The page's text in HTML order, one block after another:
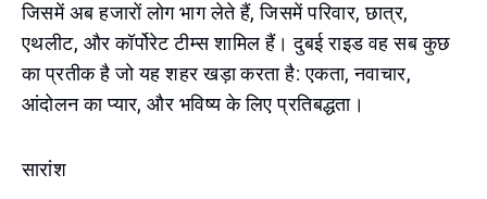
जिसमें अब हजारों लोग भाग लेते हैं, जिसमें परिवार, छात्र,
एथलीट, और कॉर्पोरेट टीम्स शामिल हैं। दुबई राइड वह सब कुछ
का प्रतीक है जो यह शहर खड़ा करता है: एकता, नवाचार,
आंदोलन का प्यार, और भविष्य के लिए प्रतिबद्धता।
सारांश